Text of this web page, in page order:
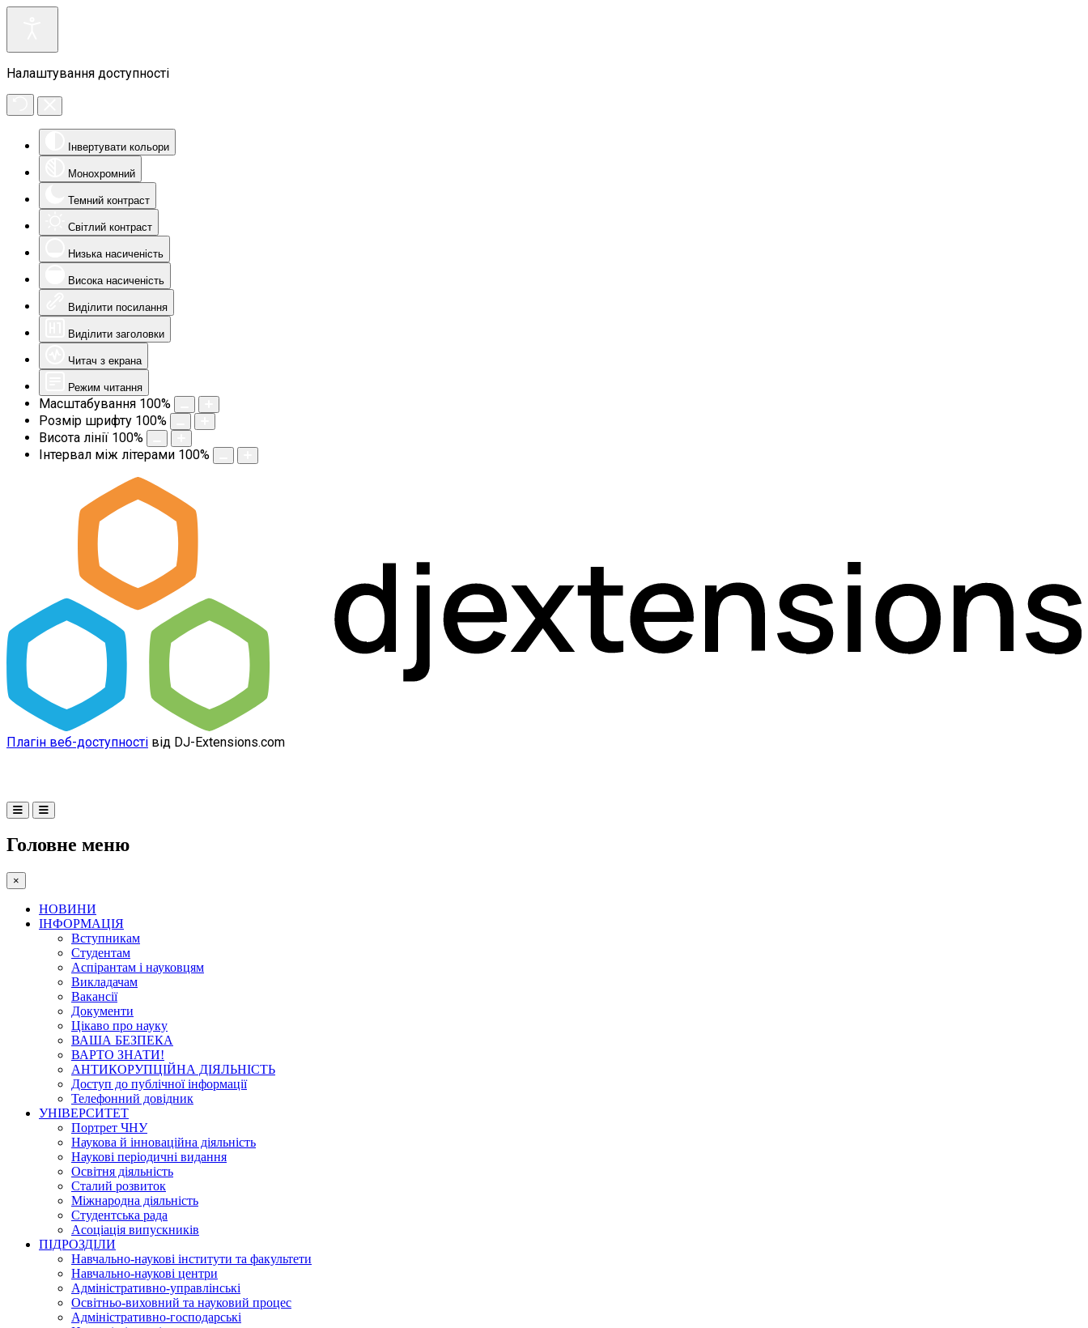
Налаштування доступності
Інвертувати кольори
Монохромний
Темний контраст
Світлий контраст
Низька насиченість
Висока насиченість
Виділити посилання
Виділити заголовки
Читач з екрана
Режим читання
Масштабування 100%
Розмір шрифту 100%
Висота лінії 100%
Інтервал між літерами 100%
Плагін веб-доступності від DJ-Extensions.com
Головне меню
×
НОВИНИ
ІНФОРМАЦІЯ
Вступникам
Студентам
Аспірантам і науковцям
Викладачам
Вакансії
Документи
Цікаво про науку
ВАША БЕЗПЕКА
ВАРТО ЗНАТИ!
АНТИКОРУПЦІЙНА ДІЯЛЬНІСТЬ
Доступ до публічної інформації
Телефонний довідник
УНІВЕРСИТЕТ
Портрет ЧНУ
Наукова й інноваційна діяльність
Наукові періодичні видання
Освітня діяльність
Сталий розвиток
Міжнародна діяльність
Студентська рада
Асоціація випускників
ПІДРОЗДІЛИ
Навчально-наукові інститути та факультети
Навчально-наукові центри
Адміністративно-управлінські
Освітньо-виховний та науковий процес
Адміністративно-господарські